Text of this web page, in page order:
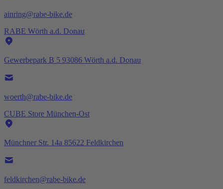
ainring@rabe-bike.de
RABE Wörth a.d. Donau
Gewerbepark B 5 93086 Wörth a.d. Donau
woerth@rabe-bike.de
CUBE Store München-Ost
Münchner Str. 14a 85622 Feldkirchen
feldkirchen@rabe-bike.de